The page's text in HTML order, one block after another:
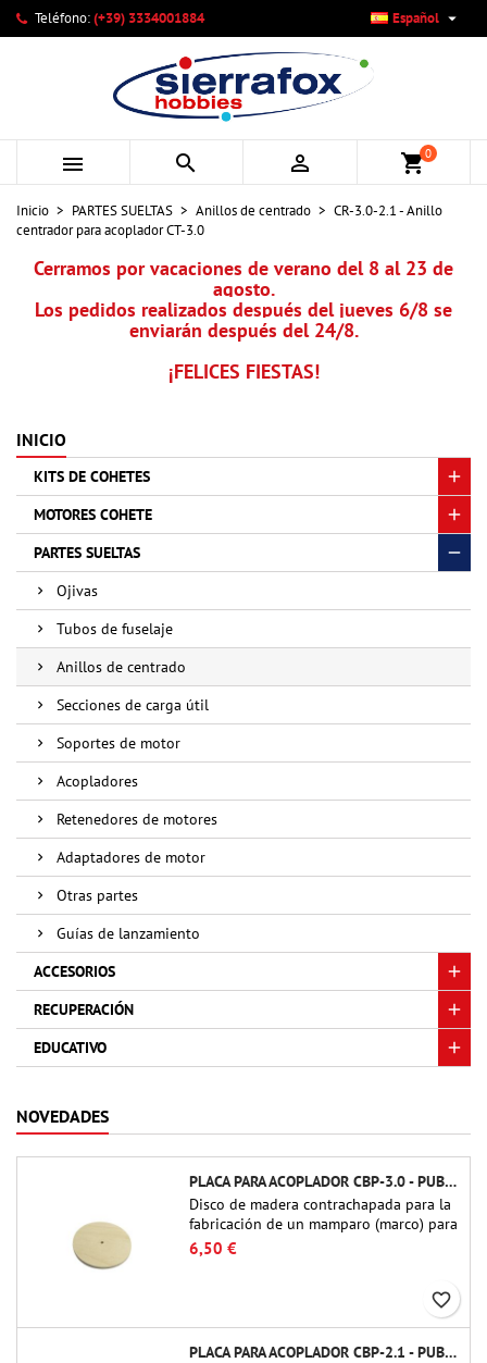
Teléfono:(+39) 3334001884 Español 
   shopping_cart0
Inicio PARTES SUELTAS Anillos de centrado
CR-3.0-2.1 - Anillo
centrador para acoplador CT-3.0
Cerramos por vacaciones de verano del 8 al 23 de
agosto.
Los pedidos realizados después del jueves 6/8 se
enviarán después del 24/8.
¡FELICES FIESTAS!
INICIO
KITS DE COHETES
MOTORES COHETE
PARTES SUELTAS
Ojivas
Tubos de fuselaje
Anillos de centrado
Secciones de carga útil
Soportes de motor
Acopladores
Retenedores de motores
Adaptadores de motor
Otras partes
Guías de lanzamiento
ACCESORIOS
RECUPERACIÓN
EDUCATIVO
NOVEDADES
PLACA PARA ACOPLADOR CBP-3.0 - PUBLIC MISSILES LTD.
Disco de madera contrachapada para la
fabricación de un mamparo (marco) para
acopladores de tubo de 75 mm de
Public Missiles Ltd. (PT-3.0/QT-3.0)
6,50 €
favorite_border
PLACA PARA ACOPLADOR CBP-2.1 - PUBLIC MISSILES LTD.
Mi lista de deseos ×
Crear nueva lista
Crear lista de deseos ×
Nombre de la lista de deseos
Cancelar Crear lista de deseos
Iniciar sesión ×
Debe iniciar sesión para guardar productos en su lista de
Cancelar Iniciar sesión